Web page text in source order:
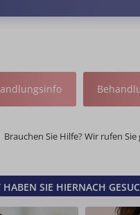
Brauchen Sie Hilfe? Wir rufen Sie
SIE HIERNACH